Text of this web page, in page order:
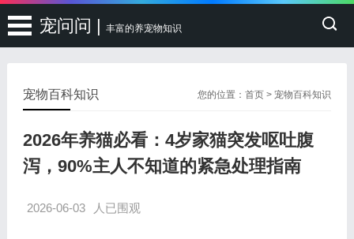
宠问问 | 丰富的养宠物知识
您的位置：首页 >宠物百科知识
宠物百科知识
2026年养猫必看：4岁家猫突发呕吐腹
泻，90%主人不知道的紧急处理指南
2026-06-03 人已围观